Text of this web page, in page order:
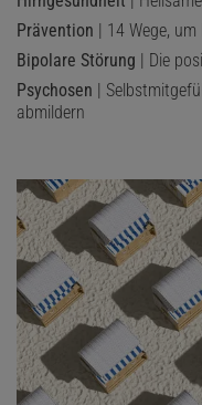
Prävention | 14 Wege,
Bipolare Störung | Die
Psychosen |
abmildern